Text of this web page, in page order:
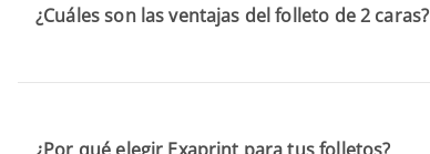
¿Cuáles son las ventajas del folleto de 2 caras?